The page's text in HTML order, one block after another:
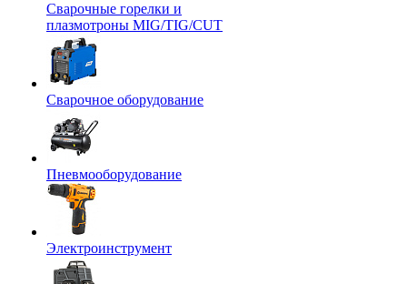
Сварочные горелки и
плазмотроны MIG/TIG/CUT
Сварочное оборудование
Пневмооборудование
Электроинструмент